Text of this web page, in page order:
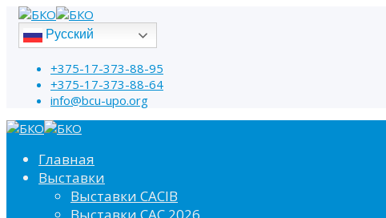
Русский
+375-17-373-88-95
+375-17-373-88-64
info@bcu-upo.org
Главная
Выставки
Выставки CACIB